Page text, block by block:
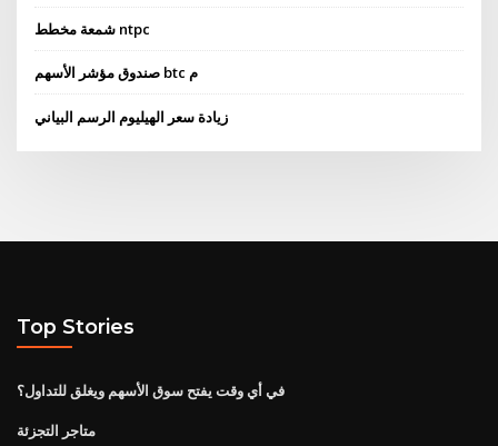
شمعة مخطط ntpc
صندوق مؤشر الأسهم btc م
زيادة سعر الهيليوم الرسم البياني
Top Stories
في أي وقت يفتح سوق الأسهم ويغلق للتداول؟
متاجر التجزئة